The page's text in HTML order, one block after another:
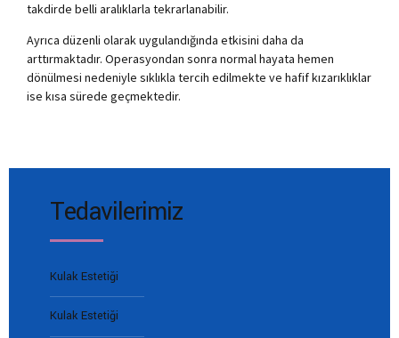
takdirde belli aralıklarla tekrarlanabilir.
Ayrıca düzenli olarak uygulandığında etkisini daha da
arttırmaktadır. Operasyondan sonra normal hayata hemen
dönülmesi nedeniyle sıklıkla tercih edilmekte ve hafif kızarıklıklar
ise kısa sürede geçmektedir.
Tedavilerimiz
Kulak Estetiği
Kulak Estetiği